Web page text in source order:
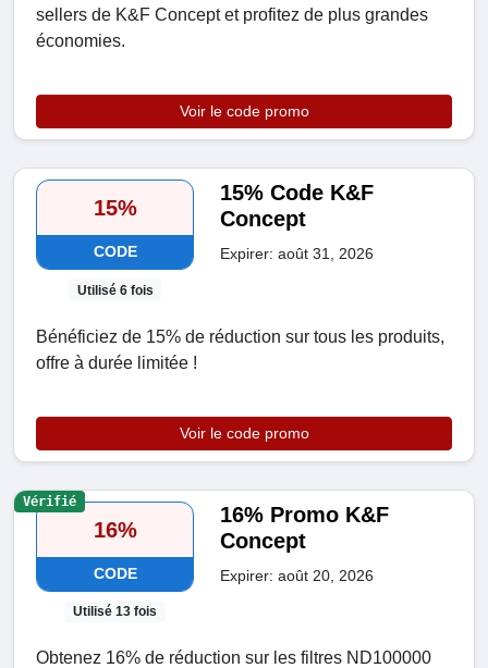
sellers de K&F Concept et profitez de plus grandes
économies.
Voir le code promo
15%
CODE
Utilisé 6 fois
15% Code K&F
Concept
Expirer: août 31, 2026
Bénéficiez de 15% de réduction sur tous les produits,
offre à durée limitée !
Voir le code promo
16%
CODE
Utilisé 13 fois
16% Promo K&F
Concept
Expirer: août 20, 2026
Obtenez 16% de réduction sur les filtres ND100000
Vérifié